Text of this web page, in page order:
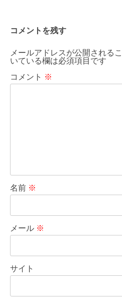
コメントを残す
メールアドレスが公開される
いている欄は必須項目です
コメント ※
名前 ※
メール ※
サイト